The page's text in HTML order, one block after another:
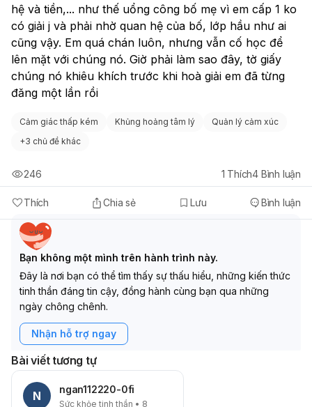
hệ và tiền,... như thế uổng công bố mẹ vì em cấp 1 ko
có giải j và phải nhờ quan hệ của bố, lớp hầu như ai
cũng vậy. Em quá chán luôn, nhưng vẫn cố học để
lên mặt với chúng nó. Giờ phải làm sao đây, tờ giấy
chúng nó khiêu khích trước khi hoà giải em đã từng
đăng một lần rồi
Cảm giác thấp kém Khủng hoảng tâm lý
Quản lý cảm xúc
+3 chủ đề khác
Thích Chia sẻ Lưu Bình luận
246 1 Thích4 Bình luận
Bạn không một mình trên hành trình này.
Đây là nơi bạn có thể tìm thấy sự thấu hiểu, những kiến thức
tinh thần đáng tin cậy, đồng hành cùng bạn qua những
ngày chông chênh.
Nhận hỗ trợ ngay
Bài viết tương tự
N ngan112220-0fi
Sức khỏe tinh thần • 8